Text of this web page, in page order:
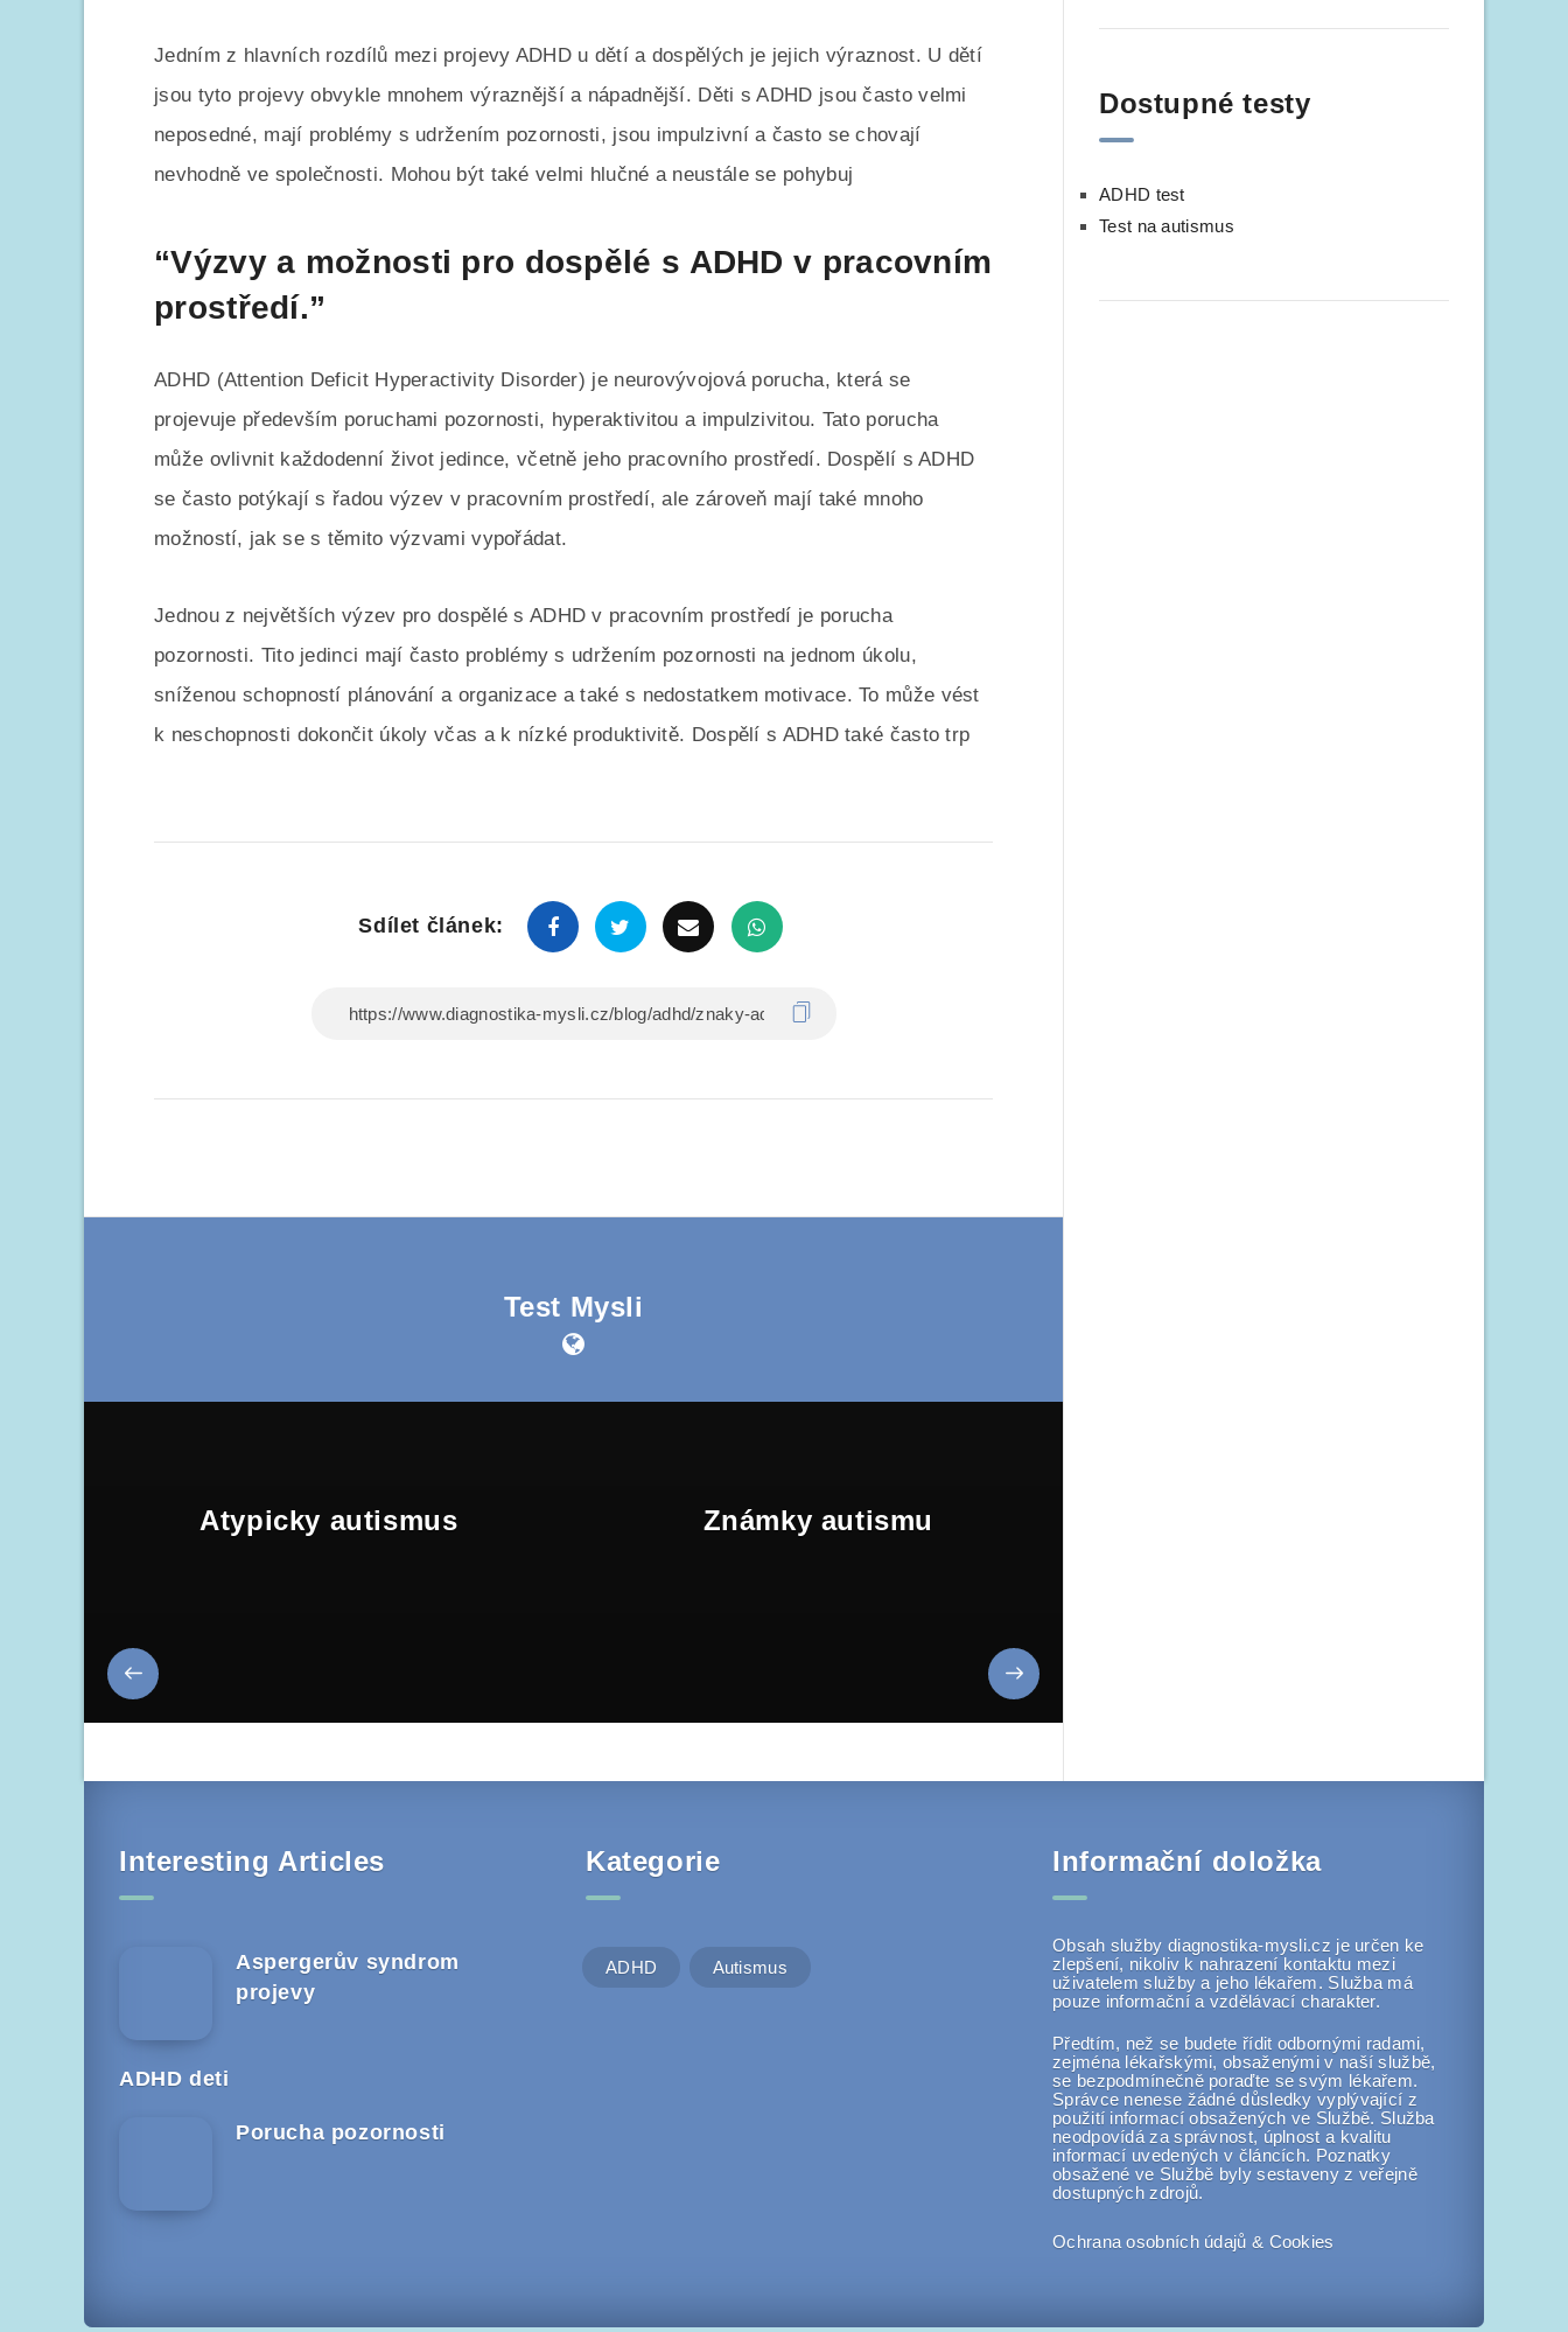
Jedním z hlavních rozdílů mezi projevy ADHD u dětí a dospělých je jejich výraznost. U dětí
jsou tyto projevy obvykle mnohem výraznější a nápadnější. Děti s ADHD jsou často velmi
neposedné, mají problémy s udržením pozornosti, jsou impulzivní a často se chovají
nevhodně ve společnosti. Mohou být také velmi hlučné a neustále se pohybuj
“Výzvy a možnosti pro dospělé s ADHD v pracovním
prostředí.”
ADHD (Attention Deficit Hyperactivity Disorder) je neurovývojová porucha, která se
projevuje především poruchami pozornosti, hyperaktivitou a impulzivitou. Tato porucha
může ovlivnit každodenní život jedince, včetně jeho pracovního prostředí. Dospělí s ADHD
se často potýkají s řadou výzev v pracovním prostředí, ale zároveň mají také mnoho
možností, jak se s těmito výzvami vypořádat.
Jednou z největších výzev pro dospělé s ADHD v pracovním prostředí je porucha
pozornosti. Tito jedinci mají často problémy s udržením pozornosti na jednom úkolu,
sníženou schopností plánování a organizace a také s nedostatkem motivace. To může vést
k neschopnosti dokončit úkoly včas a k nízké produktivitě. Dospělí s ADHD také často trp
Sdílet článek:
Test Mysli
Atypicky autismus Známky autismu
Dostupné testy
ADHD test
Test na autismus
Interesting Articles
Aspergerův syndrom
projevy
ADHD deti
Porucha pozornosti
Kategorie
ADHD Autismus
Informační doložka
Obsah služby diagnostika-mysli.cz je určen ke
zlepšení, nikoliv k nahrazení kontaktu mezi
uživatelem služby a jeho lékařem. Služba má
pouze informační a vzdělávací charakter.
Předtím, než se budete řídit odbornými radami,
zejména lékařskými, obsaženými v naší službě,
se bezpodmínečně poraďte se svým lékařem.
Správce nenese žádné důsledky vyplývající z
použití informací obsažených ve Službě. Služba
neodpovídá za správnost, úplnost a kvalitu
informací uvedených v článcích. Poznatky
obsažené ve Službě byly sestaveny z veřejně
dostupných zdrojů.
Ochrana osobních údajů & Cookies